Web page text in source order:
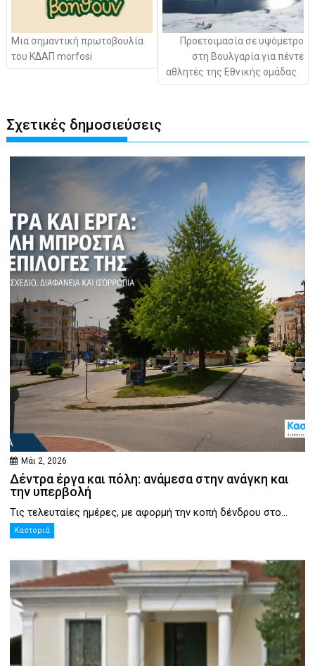
Μια σημαντική πρωτοβουλία
του ΚΔΑΠ morfosi
Προετοιμασία σε υψόμετρο
στη Βουλγαρία για πέντε
αθλητές της Εθνικής ομάδας
Σχετικές δημοσιεύσεις
Μάι 2, 2026
Δέντρα έργα και πόλη: ανάμεσα στην ανάγκη και
την υπερβολή
Τις τελευταίες ημέρες, με αφορμή την κοπή δένδρου στο...
Καστοριά